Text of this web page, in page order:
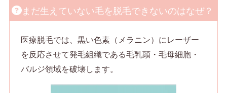
まだ生えていない毛を脱毛できないのはなぜ？
医療脱毛では、黒い色素（メラニン）にレーザー
を反応させて発毛組織である毛乳頭・毛母細胞・
バルジ領域を破壊します。